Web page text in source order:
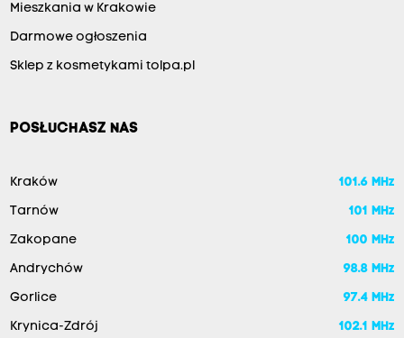
Mieszkania w Krakowie
Darmowe ogłoszenia
Sklep z kosmetykami tolpa.pl
POSŁUCHASZ NAS
Kraków 101.6 MHz
Tarnów 101 MHz
Zakopane 100 MHz
Andrychów 98.8 MHz
Gorlice 97.4 MHz
Krynica-Zdrój 102.1 MHz